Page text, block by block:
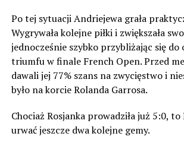
Po tej sytuacji Andriejewa grała
Wygrywała kolejne piłki i zwiększała
jednocześnie szybko przybliżając się do
triumfu w finale French Open. Przed
dawali jej 77% szans na zwycięstwo i
było na korcie Rolanda Garrosa.
Chociaż Rosjanka prowadziła już 5:0, to
urwać jeszcze dwa kolejne gemy.